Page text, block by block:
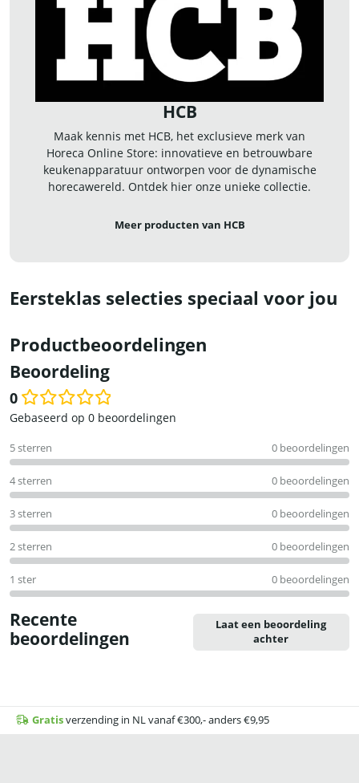
HCB
Maak kennis met HCB, het exclusieve merk van
Horeca Online Store: innovatieve en betrouwbare
keukenapparatuur ontworpen voor de dynamische
horecawereld. Ontdek hier onze unieke collectie.
Meer producten van HCB
Eersteklas selecties speciaal voor jou
Productbeoordelingen
Beoordeling
0
Waardering
uit
5
Gebaseerd op 0 beoordelingen
5 sterren 0 beoordelingen
4 sterren 0 beoordelingen
3 sterren 0 beoordelingen
2 sterren 0 beoordelingen
1 ster 0 beoordelingen
Recente
beoordelingen
Laat een beoordeling
achter
Gratisverzending in NL vanaf €300,- anders €9,95